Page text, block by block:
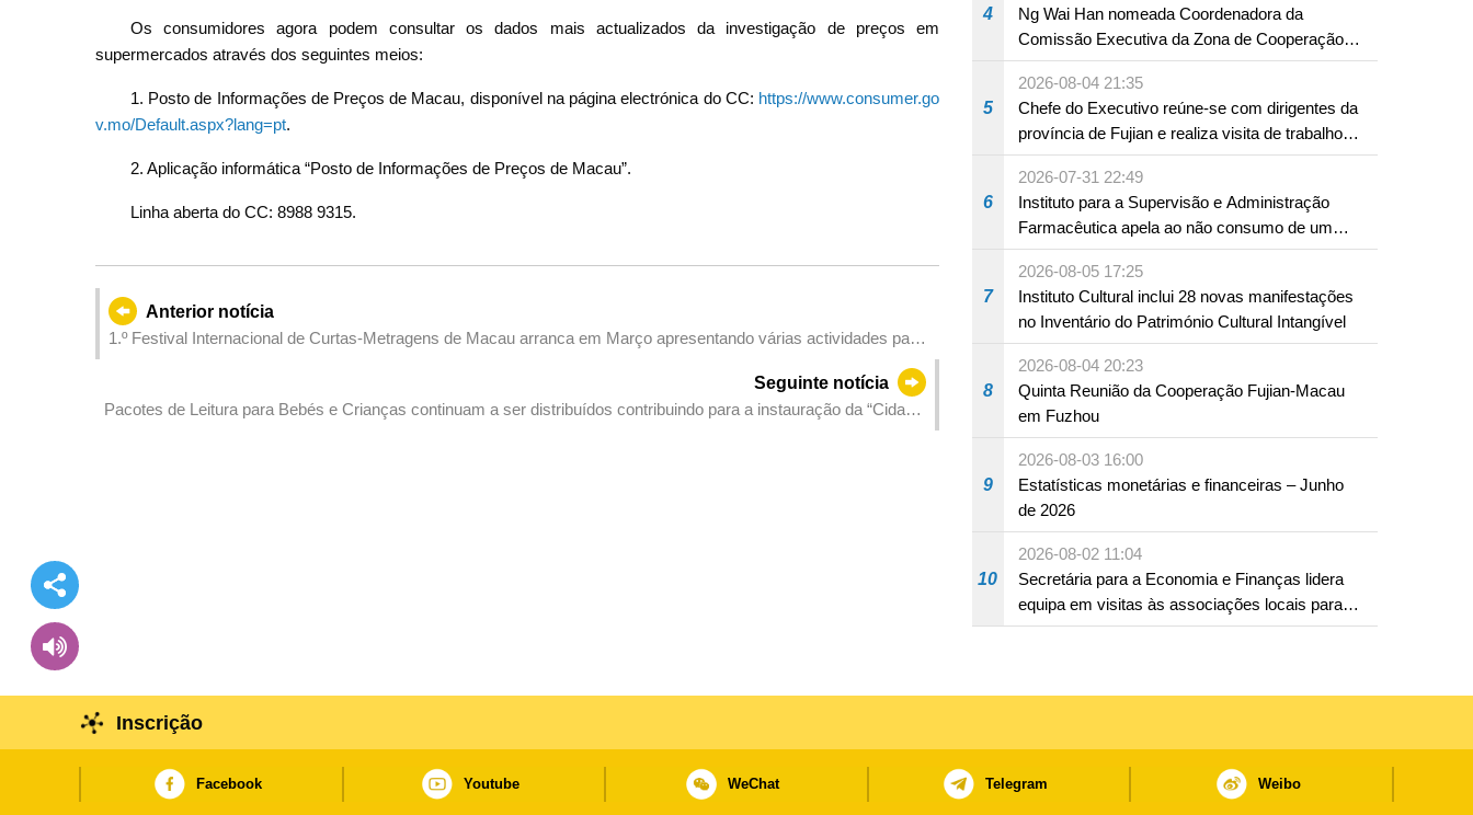
Os consumidores agora podem consultar os dados mais actualizados da investigação de preços em
supermercados através dos seguintes meios:
1. Posto de Informações de Preços de Macau, disponível na página electrónica do CC: https://www.consumer.go
v.mo/Default.aspx?lang=pt.
2. Aplicação informática “Posto de Informações de Preços de Macau”.
Linha aberta do CC: 8988 9315.
Anterior notícia
1.º Festival Internacional de Curtas-Metragens de Macau arranca em Março apresentando várias actividades para
Seguinte notícia
Pacotes de Leitura para Bebés e Crianças continuam a ser distribuídos contribuindo para a instauração da “Cidade
4
Ng Wai Han nomeada Coordenadora da
Comissão Executiva da Zona de Cooperação
Aprofundada entre Guangdong e Macau em
Hengqin
5
2026-08-04 21:35
Chefe do Executivo reúne-se com dirigentes da
província de Fujian e realiza visita de trabalho
em Fuzhou
6
2026-07-31 22:49
Instituto para a Supervisão e Administração
Farmacêutica apela ao não consumo de um
produto com substâncias medicamentosas
ocidentais
7
2026-08-05 17:25
Instituto Cultural inclui 28 novas manifestações
no Inventário do Património Cultural Intangível
8
2026-08-04 20:23
Quinta Reunião da Cooperação Fujian-Macau
em Fuzhou
9
2026-08-03 16:00
Estatísticas monetárias e financeiras – Junho
de 2026
10
2026-08-02 11:04
Secretária para a Economia e Finanças lidera
equipa em visitas às associações locais para
consolidar consensos e promover os trabalhos
Inscrição
Facebook Youtube WeChat Telegram Weibo